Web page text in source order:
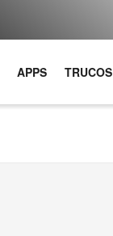
APPS TRUCOS